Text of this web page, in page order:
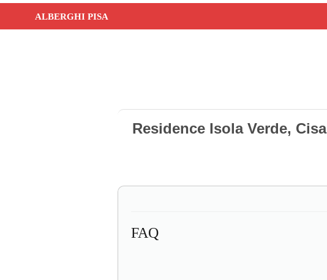
ALBERGHI PISA
Residence Isola Verde,
FAQ